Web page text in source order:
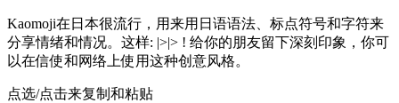
Kaomoji在日本很流行，用来用日语语法、标点符号和字符来
分享情绪和情况。这样: |>|> ! 给你的朋友留下深刻印象，你可
以在信使和网络上使用这种创意风格。
点选/点击来复制和粘贴